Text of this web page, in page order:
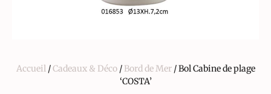
Accueil/Cadeaux & Déco/ Bord de Mer/ Bol Cabine de plage
‘COSTA’